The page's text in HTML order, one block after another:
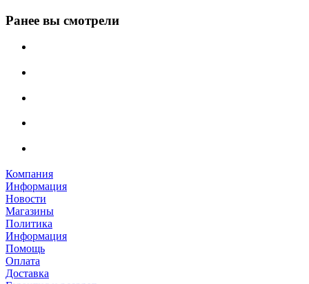
Ранее вы смотрели
Компания
Информация
Новости
Магазины
Политика
Информация
Помощь
Оплата
Доставка